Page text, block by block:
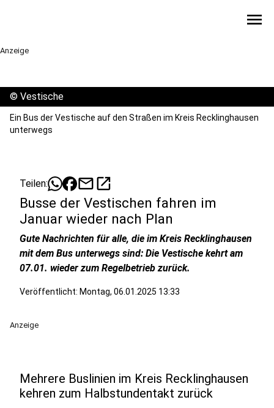
menu
Anzeige
© Vestische
Ein Bus der Vestische auf den Straßen im Kreis Recklinghausen
unterwegs
Teilen: mailopen_in_new
Busse der Vestischen fahren im
Januar wieder nach Plan
Gute Nachrichten für alle, die im Kreis Recklinghausen
mit dem Bus unterwegs sind: Die Vestische kehrt am
07.01. wieder zum Regelbetrieb zurück.
Veröffentlicht: Montag, 06.01.2025 13:33
Anzeige
Mehrere Buslinien im Kreis Recklinghausen
kehren zum Halbstundentakt zurück